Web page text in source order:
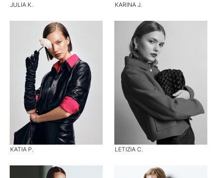
JULIA K. KARINA J.
KATIA P. LETIZIA C.